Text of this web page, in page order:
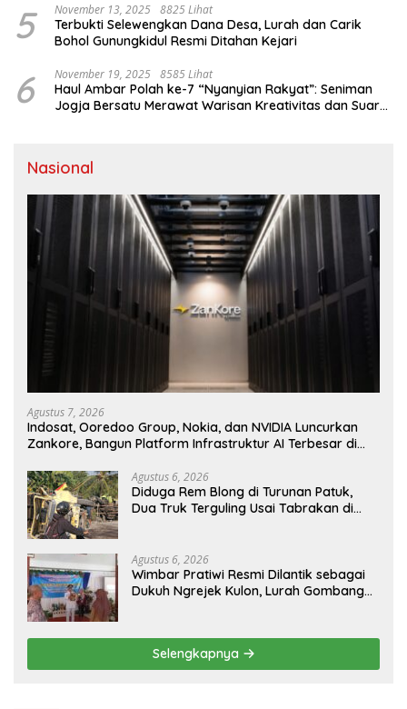
5 November 13, 2025 8825 Lihat
Terbukti Selewengkan Dana Desa, Lurah dan Carik
Bohol Gunungkidul Resmi Ditahan Kejari
6 November 19, 2025 8585 Lihat
Haul Ambar Polah ke-7 “Nyanyian Rakyat”: Seniman
Jogja Bersatu Merawat Warisan Kreativitas dan Suara
Nasional
Agustus 7, 2026
Indosat, Ooredoo Group, Nokia, dan NVIDIA Luncurkan
Zankore, Bangun Platform Infrastruktur AI Terbesar di
Agustus 6, 2026
Diduga Rem Blong di Turunan Patuk,
Dua Truk Terguling Usai Tabrakan di
Agustus 6, 2026
Wimbar Pratiwi Resmi Dilantik sebagai
Dukuh Ngrejek Kulon, Lurah Gombang
Selengkapnya